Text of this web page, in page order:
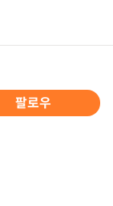
팔로우